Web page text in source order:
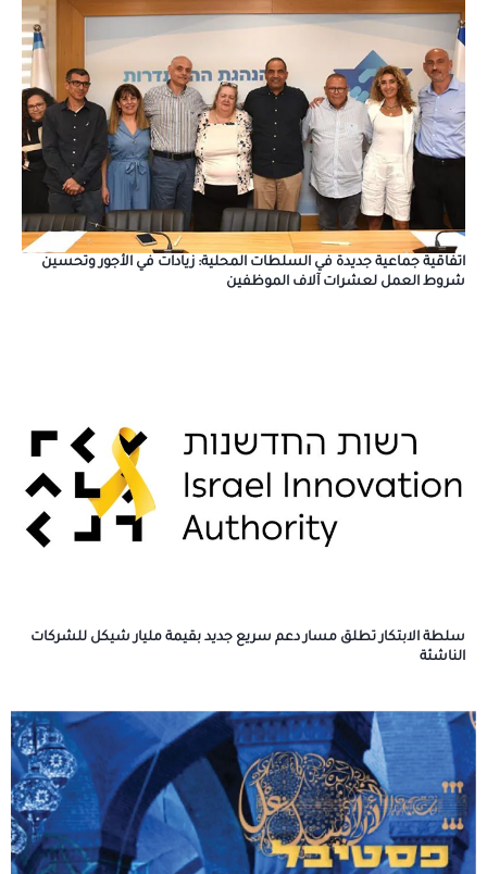
اتفاقية جماعية جديدة في السلطات المحلية: زيادات في الأجور وتحسين
شروط العمل لعشرات آلاف الموظفين
سلطة الابتكار تطلق مسار دعم سريع جديد بقيمة مليار شيكل للشركات
الناشئة